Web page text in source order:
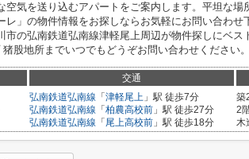
空気を送り込むアパートをご案内します。平坦な
レ」の物件情報をお探しならお気軽にお問い合わ
市の弘南鉄道弘南線津軽尾上周辺が物件探しにベス
股地所までいつでもどうぞお問い合わせください
交通
弘南鉄道弘南線 「 津軽尾上 」駅 徒歩7分
弘南鉄道弘南線 「 柏農高校前 」駅 徒歩27分
弘南鉄道弘南線 「 尾上高校前 」駅 徒歩18分
築
2
木